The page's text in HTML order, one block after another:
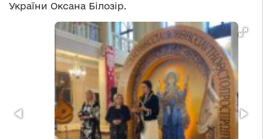
України Оксана Білозір.